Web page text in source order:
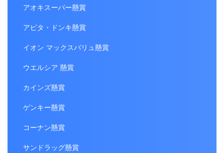
アオキスーパー懸賞
アピタ・ドンキ懸賞
イオン マックスバリュ懸賞
ウエルシア 懸賞
カインズ懸賞
ゲンキー懸賞
コーナン懸賞
サンドラッグ懸賞